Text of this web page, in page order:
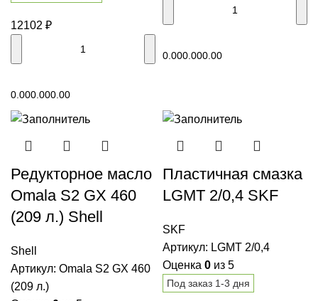
12102 ₽
0.000.000.00
0.000.000.00
Редукторное масло
Omala S2 GX 460
(209 л.) Shell
Shell
Артикул: Omala S2 GX 460
(209 л.)
Пластичная смазка
LGMT 2/0,4 SKF
SKF
Артикул: LGMT 2/0,4
Оценка 0 из 5
Под заказ 1-3 дня